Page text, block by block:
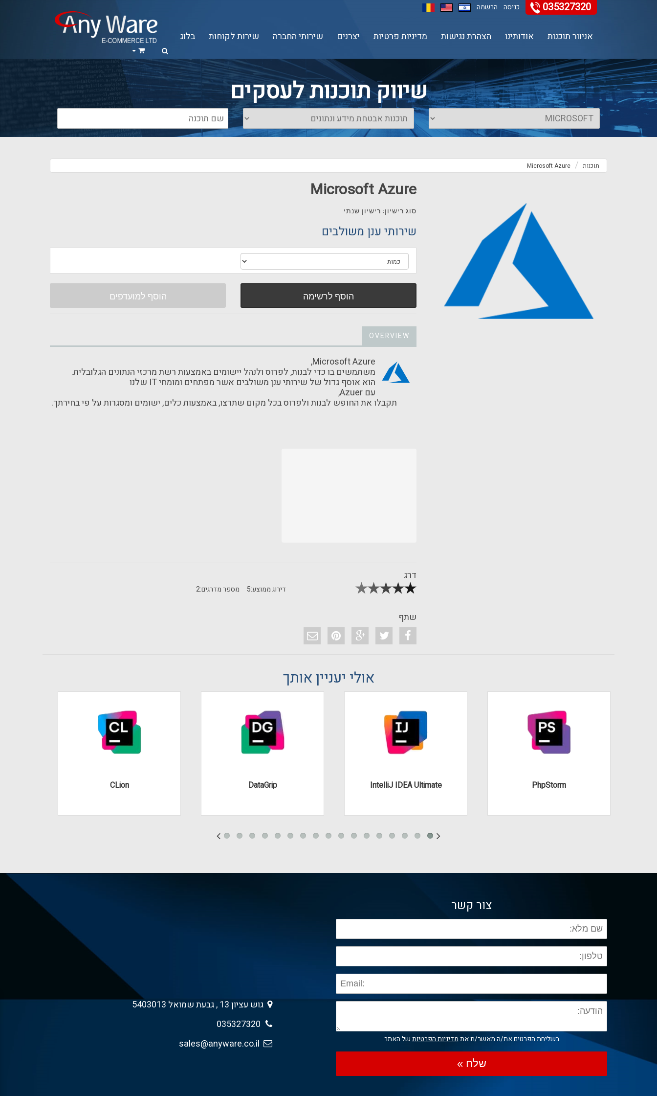
035327320 כניסה הרשמה
אניוור תוכנות אודותינו הצהרת נגישות מדיניות פרטיות יצרנים שירותי החברה שירות לקוחות בלוג
שיווק תוכנות לעסקים
תוכנות Microsoft Azure
Microsoft Azure
סוג רישיון: רישיון שנתי
שירותי ענן משולבים
הוסף לרשימה הוסף למועדפים
OVERVIEW
,Microsoft Azure
.משתמשים בו כדי לבנות, לפרוס ולנהל יישומים באמצעות רשת מרכזי הנתונים הגלובלית
שלנו IT הוא אוסף גדול של שירותי ענן משולבים אשר מפתחים ומומחי
,Azuer עם
.תקבלו את החופש לבנות ולפרוס בכל מקום שתרצו, באמצעות כלים, ישומים ומסגרות על פי בחירתך​
דרג
מספר מדרגים:2 דירוג ממוצע:5
שתף
אולי יעניין אותך
CLion DataGrip IntelliJ IDEA Ultimate PhpStorm
צור קשר
בשליחת הפרטים את/ה מאשר/ת אתמדיניות הפרטיותשל האתר
שלח »
גוש עציון 13 , גבעת שמואל 5403013
035327320